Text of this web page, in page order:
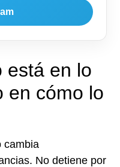
está en lo
en cómo lo
cambia
No detiene por